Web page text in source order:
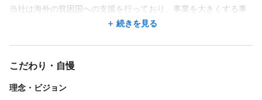
当社は海外の貧困国への支援を行っており、事業を大きくする事
でより大きな貢献をできると思い、精進しております。
続きを見る
こだわり・自慢
理念・ビジョン